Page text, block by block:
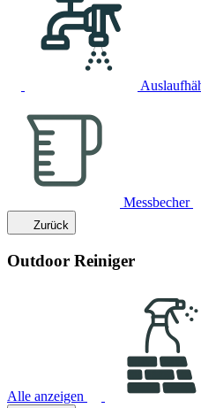
Messbecher
Zurück
Outdoor Reiniger
Alle anzeigen